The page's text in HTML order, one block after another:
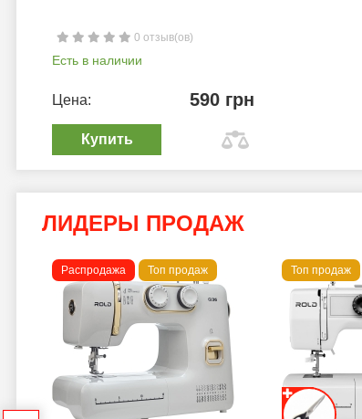
0 отзыв(ов)
Есть в наличии
Цена: 590 грн
Купить
ЛИДЕРЫ ПРОДАЖ
Распродажа Топ продаж Топ продаж